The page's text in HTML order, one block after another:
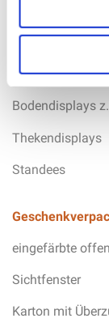
Displays
Bodendisplays
Thekendisplays
Standees
eingefärbte
Sichtfenster
Karton mit